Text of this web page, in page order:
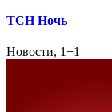
ТСН Ночь
Новости, 1+1